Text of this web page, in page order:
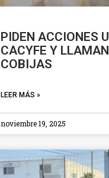
PIDEN ACCIONES
CACYFE Y
COBIJAS
LEER MÁS »
noviembre 19, 2025